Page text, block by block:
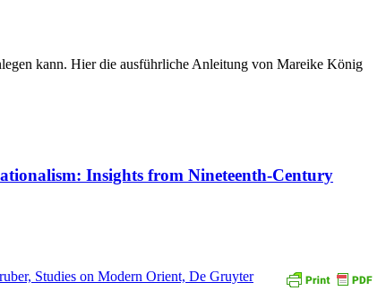
kann. Hier die ausführliche Anleitung von Mareike König
Insights from Nineteenth-Century
Studies on Modern Orient, De Gruyter